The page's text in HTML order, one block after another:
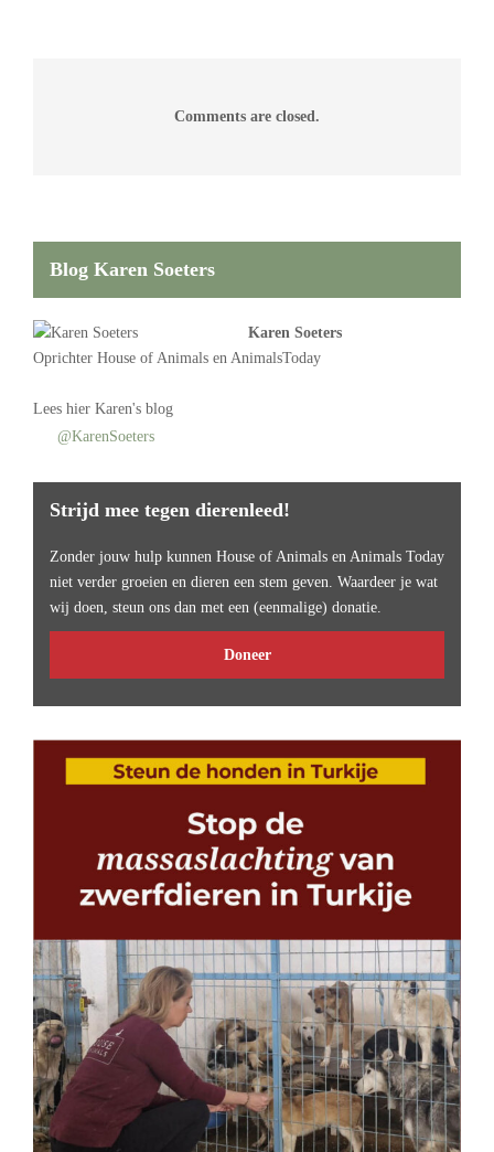
Comments are closed.
Blog Karen Soeters
Karen Soeters
Oprichter House of Animals en AnimalsToday
Lees hier Karen's blog
@KarenSoeters
Strijd mee tegen dierenleed!
Zonder jouw hulp kunnen House of Animals en Animals Today
niet verder groeien en dieren een stem geven. Waardeer je wat
wij doen, steun ons dan met een (eenmalige) donatie.
Doneer